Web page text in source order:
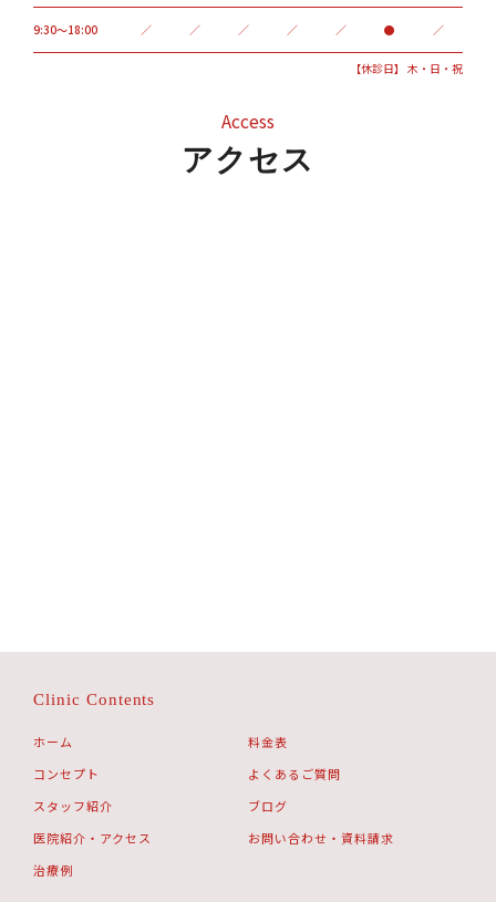
9:30～18:00 ／ ／ ／ ／ ／ ● ／
【休診日】 木・日・祝
アクセス
Access
Clinic Contents
ホーム
コンセプト
スタッフ紹介
医院紹介・アクセス
治療例
料金表
よくあるご質問
ブログ
お問い合わせ・資料請求